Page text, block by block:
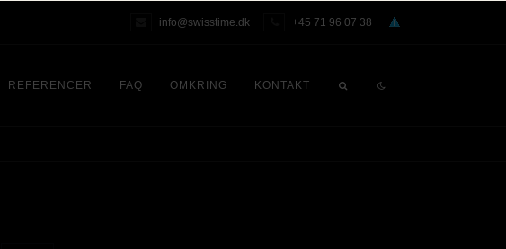
+45 71 96 07 38
info@swisstime.dk
REFERENCER FAQ OMKRING KONTAKT